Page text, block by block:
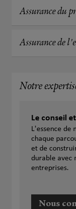
Assurance du
Assurance de
Notre
Le conseil
L'essence
chaque
et de
durable avec
entreprises.
Nous